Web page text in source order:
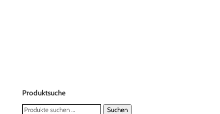
Produktsuche
Suchen Suchen